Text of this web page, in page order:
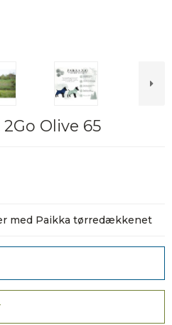
Olive 65
med Paikka tørredækkenet